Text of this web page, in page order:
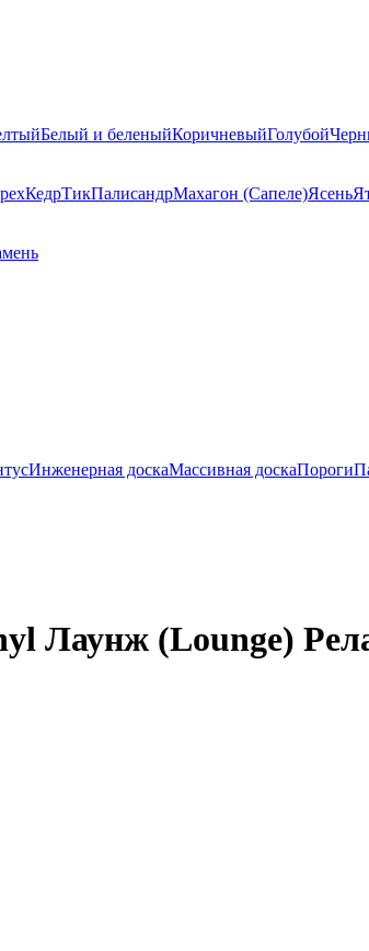
Белый и беленыйКоричневыйГолубой
КедрТикПалисандрМахагон (Сапеле)Ясень
Инженерная доскаМассивная доскаПороги
Лаунж (Lounge)